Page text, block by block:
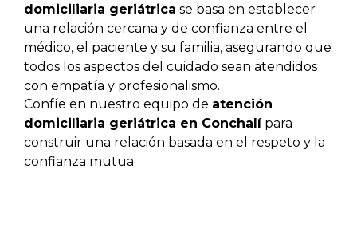
domiciliaria geriátrica se basa en establecer
una relación cercana y de confianza entre el
médico, el paciente y su familia, asegurando que
todos los aspectos del cuidado sean atendidos
con empatía y profesionalismo.
Confíe en nuestro equipo de atención
domiciliaria geriátrica en Conchalípara
construir una relación basada en el respeto y la
confianza mutua.